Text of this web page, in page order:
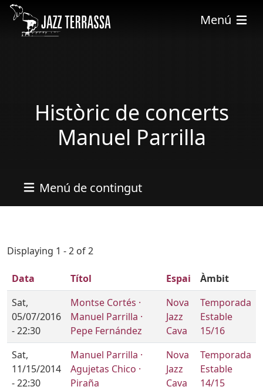
Skip to main content
Menú
Històric de concerts
Manuel Parrilla
Menú de contingut
Displaying 1 - 2 of 2
Data Títol Espai
Àmbit
Sat,
05/07/2016
- 22:30
Montse Cortés ·
Manuel Parrilla ·
Pepe Fernández
Nova
Jazz
Cava
Temporada
Estable
15/16
Sat,
11/15/2014
- 22:30
Manuel Parrilla ·
Agujetas Chico ·
Piraña
Nova
Jazz
Cava
Temporada
Estable
14/15